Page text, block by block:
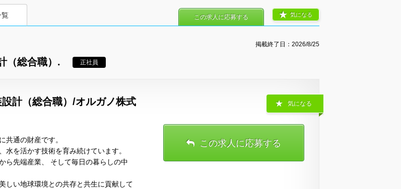
覧
掲載終了日： 2026/8/25
（総合職）. 正社員
気になる
この求人に応募する
計（総合職）/オルガノ株式
共通の財産です。
を活かす技術を育み続けています。
ら先端産業、 そして毎日の暮らしの中
しい地球環境との共存と共生に貢献して
気になる
この求人に応募する